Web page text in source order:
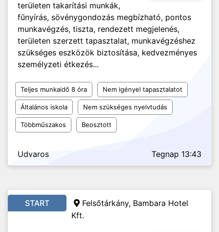
területen takarítási munkák,
fűnyírás, sövénygondozás megbízható, pontos
munkavégzés, tiszta, rendezett megjelenés,
területen szerzett tapasztalat, munkavégzéshez
szükséges eszközök biztosítása, kedvezményes
személyzeti étkezés...
Teljes munkaidő 8 óra Nem igényel tapasztalatot
Általános iskola Nem szükséges nyelvtudás
Többműszakos Beosztott
Udvaros Tegnap 13:43
START
Felsőtárkány, Bambara Hotel
Kft.